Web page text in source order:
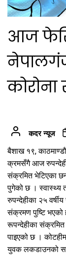
आज
कदर न्यूज
बैशाख १९,
क्रमसँगै आज रुपन्देही
संक्रमित भेटिएका
पुगेको छ । स्वास्थ्य
रुपन्देहीका २५
संक्रमण पुष्टि भएको
रूपन्देहीका
पाइएको छ ।
युवक लकडाउनको